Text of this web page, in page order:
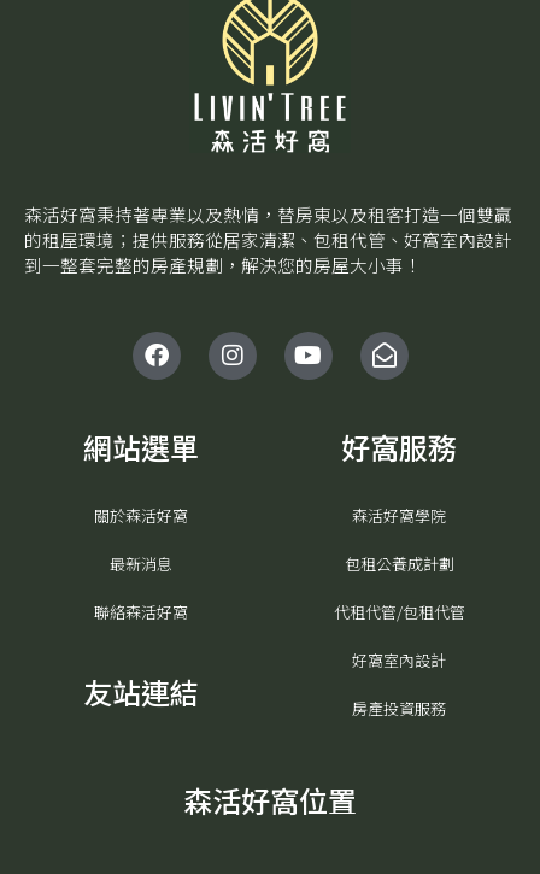
森活好窩秉持著專業以及熱情，替房東以及租客打造一個雙贏
的租屋環境；提供服務從居家清潔、包租代管、好窩室內設計
到一整套完整的房產規劃，解決您的房屋大小事！
F
a
c
b
o
k
I
n
s
Y
o
u
E
n
v
l
o
e
-
o
p
e
n
網站選單
關於森活好窩
最新消息
聯絡森活好窩
友站連結
好窩服務
森活好窩學院
包租公養成計劃
代租代管/包租代管
好窩室內設計
房產投資服務
森活好窩位置